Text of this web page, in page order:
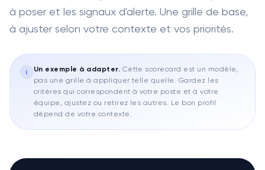
à poser et les signaux d'alerte. Une grille de base,
à ajuster selon votre contexte et vos priorités.
i Un exemple à adapter. Cette scorecard est un modèle,
pas une grille à appliquer telle quelle. Gardez les
critères qui correspondent à votre poste et à votre
équipe, ajustez ou retirez les autres. Le bon profil
dépend de votre contexte.